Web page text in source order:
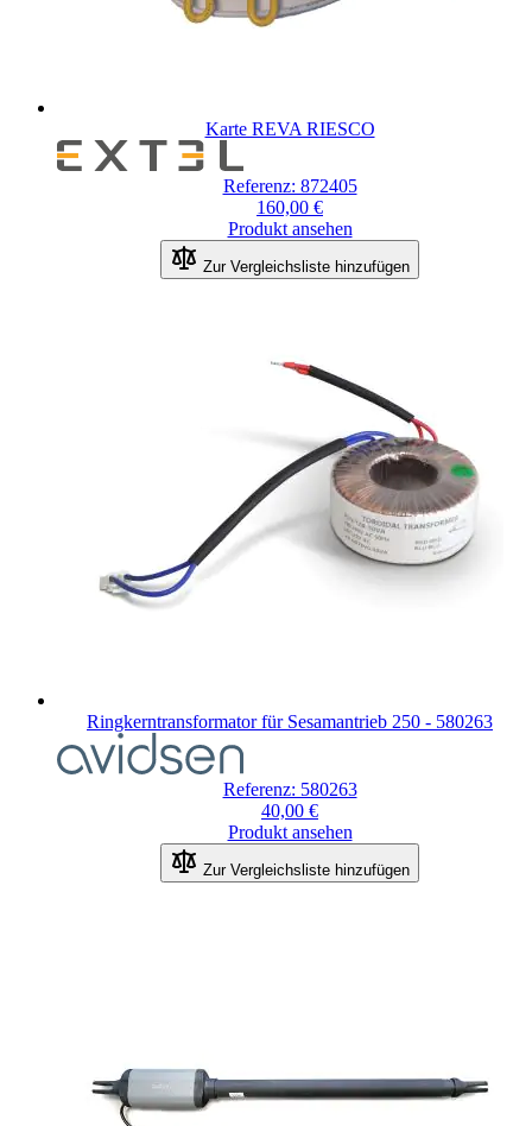
Karte REVA RIESCO
Referenz: 872405
160,00 €
Produkt ansehen
Zur Vergleichsliste hinzufügen
Ringkerntransformator für Sesamantrieb 250 - 580263
Referenz: 580263
40,00 €
Produkt ansehen
Zur Vergleichsliste hinzufügen